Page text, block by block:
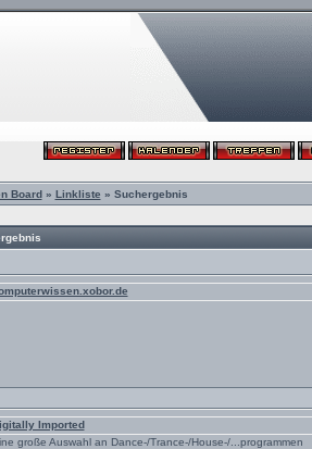
Board» Linkliste » Suchergebnis
Imported
große Auswahl an Dance-/Trance-/House-/...programmen